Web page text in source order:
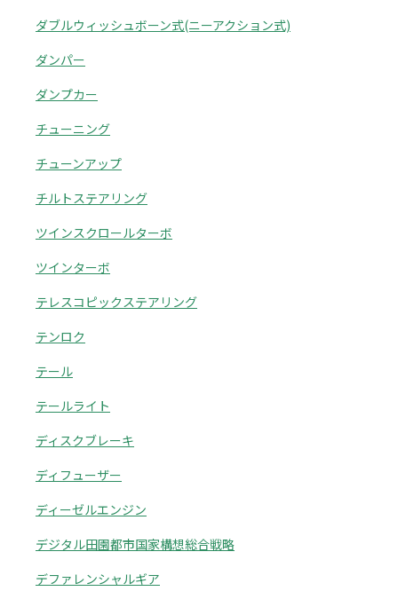
ダブルウィッシュボーン式(ニーアクション式)
ダンパー
ダンプカー
チューニング
チューンアップ
チルトステアリング
ツインスクロールターボ
ツインターボ
テレスコピックステアリング
テンロク
テール
テールライト
ディスクブレーキ
ディフューザー
ディーゼルエンジン
デジタル田園都市国家構想総合戦略
デファレンシャルギア